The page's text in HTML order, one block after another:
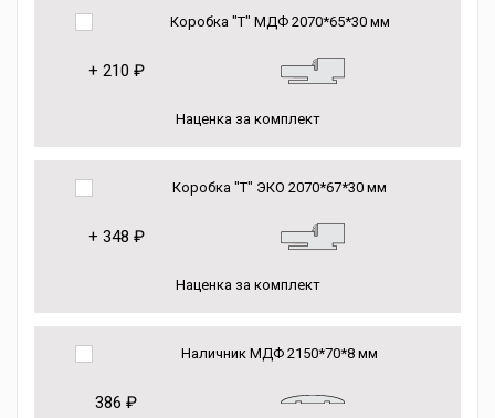
Коробка "Т" МДФ 2070*65*30 мм
+ 210 ₽
Наценка за комплект
Коробка "Т" ЭКО 2070*67*30 мм
+ 348 ₽
Наценка за комплект
Наличник МДФ 2150*70*8 мм
386 ₽